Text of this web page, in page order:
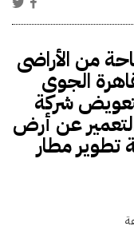
من الأراضى
الجوى
شركة
عن أرض
تطوير مطار